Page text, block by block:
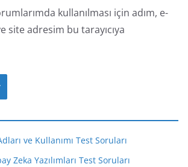
kullanılması için adım, e-
site adresim bu tarayıcıya
ve Kullanımı Test Soruları
Zeka Yazılımları Test Soruları